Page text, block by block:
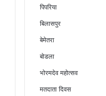
पिपरिया
बिलासपुर
बेमेतरा
बोडला
भोरमदेव महोत्सव
मतदाता दिवस